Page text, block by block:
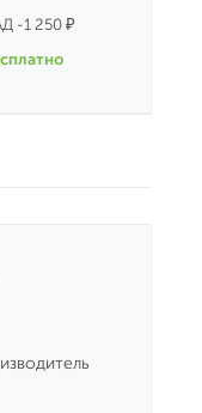
-1 250 ₽